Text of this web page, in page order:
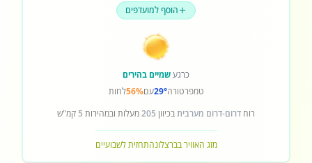
הוסף למועדפים
כרגעשמיים בהירים
טמפרטורה29°עם56%לחות
רוח דרום-דרום מערביתבכיוון 205מעלות ובמהירות 5 קמ"ש
מזג האוויר בברצלונהתחזית לשבועיים